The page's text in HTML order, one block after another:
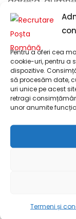
Pentru a oferi cea
cookie-uri, pentru a
dispozitive.
să procesăm date,
uri unice pe acest
retragi
unor anumite
Termeni și
documentele
Pentru
formatul .pdf.
formatul
sau unelte
între
ocuparea
realizează
postului și